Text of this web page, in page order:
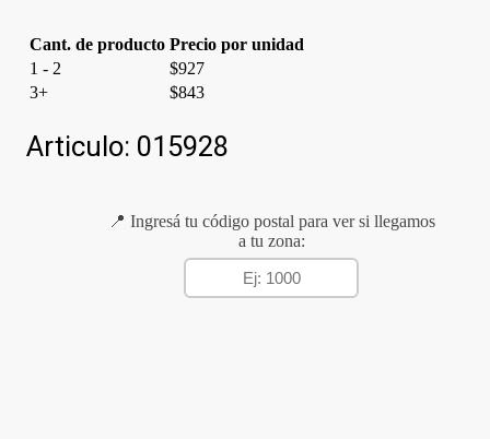
Cant. de producto Precio por unidad
1 - 2
$927
3+
$843
Articulo: 015928
📍 Ingresá tu código postal para ver si llegamos
a tu zona: